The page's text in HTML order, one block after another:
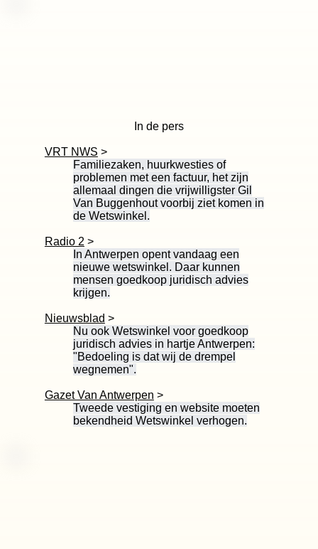
In de pers
VRT NWS >
Familiezaken, huurkwesties of
problemen met een factuur, het zijn
allemaal dingen die vrijwilligster Gil
Van Buggenhout voorbij ziet komen in
de Wetswinkel.
Radio 2 >
In Antwerpen opent vandaag een
nieuwe wetswinkel. Daar kunnen
mensen goedkoop juridisch advies
krijgen.
Nieuwsblad >
Nu ook Wetswinkel voor goedkoop
juridisch advies in hartje Antwerpen:
"Bedoeling is dat wij de drempel
wegnemen".
Gazet Van Antwerpen >
Tweede vestiging en website moeten
bekendheid Wetswinkel verhogen.